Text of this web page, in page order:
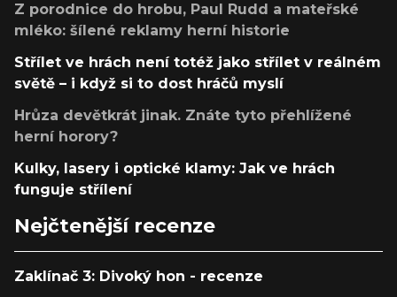
Z porodnice do hrobu, Paul Rudd a mateřské
mléko: šílené reklamy herní historie
Střílet ve hrách není totéž jako střílet v reálném
světě – i když si to dost hráčů myslí
Hrůza devětkrát jinak. Znáte tyto přehlížené
herní horory?
Kulky, lasery i optické klamy: Jak ve hrách
funguje střílení
Nejčtenější recenze
Zaklínač 3: Divoký hon - recenze